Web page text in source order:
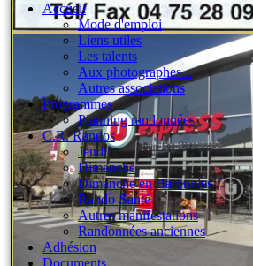
Accueil
Mode d'emploi
Liens utiles
Les talents
Aux photographes...
Autres associations
Programmes
Planning randonnées
C.R. Randos
Jeudi
Dimanche
Dimanche en Baronnies
Rando-Santé
Autres manifestations
Randonnées anciennes
Adhésion